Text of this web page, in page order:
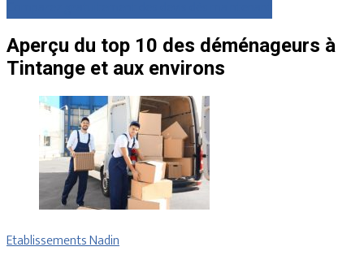
Aperçu du top 10 des déménageurs à
Tintange et aux environs
Etablissements Nadin